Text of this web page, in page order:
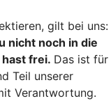
gilt bei uns:
nicht noch in die
hast frei. Das ist für
Teil unserer
Verantwortung.